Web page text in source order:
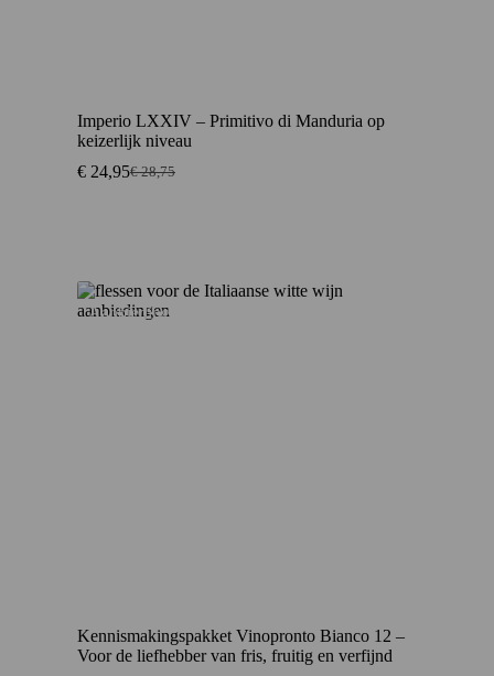
Imperio LXXIV – Primitivo di Manduria op
keizerlijk niveau
€28,75
Oorspronkelijke
€ 24,95Huidige
Aanbieding
Kennismakingspakket Vinopronto Bianco 12 –
Voor de liefhebber van fris, fruitig en verfijnd